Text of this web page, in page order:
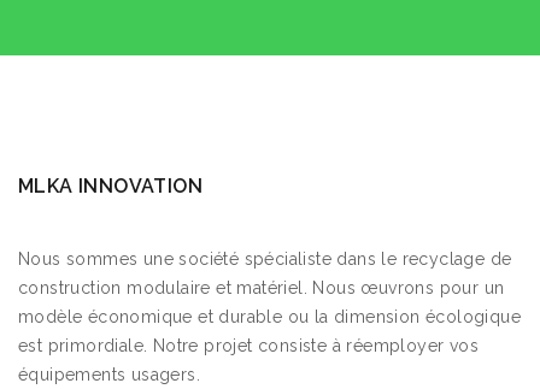
MLKA INNOVATION
Nous sommes une société spécialiste dans le recyclage de
construction modulaire et matériel. Nous œuvrons pour un
modèle économique et durable ou la dimension écologique
est primordiale. Notre projet consiste à réemployer vos
équipements usagers.